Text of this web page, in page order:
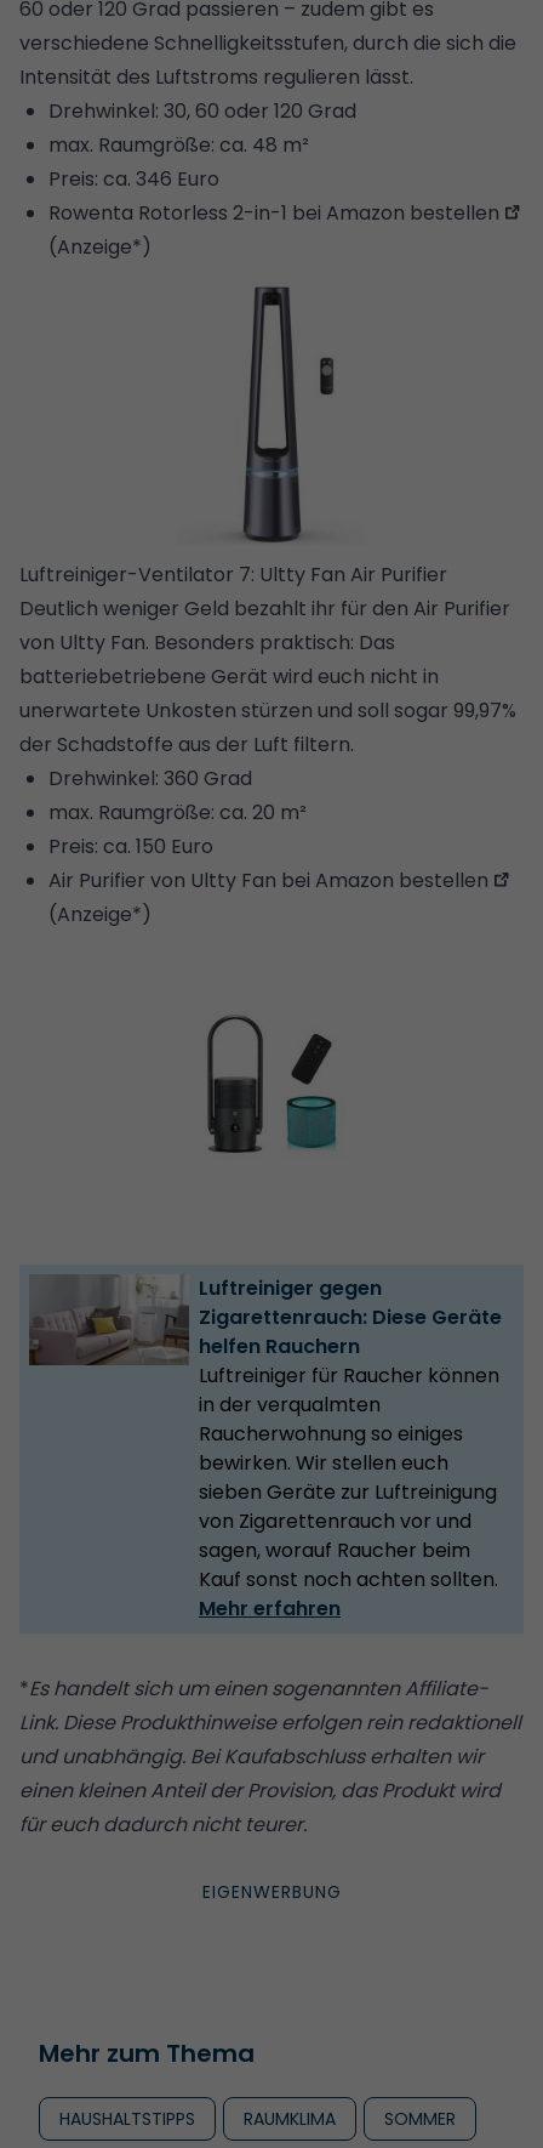
60 oder 120 Grad passieren – zudem gibt es
verschiedene Schnelligkeitsstufen, durch die sich die
Intensität des Luftstroms regulieren lässt.
Drehwinkel: 30, 60 oder 120 Grad
max. Raumgröße: ca. 48 m²
Preis: ca. 346 Euro
Rowenta Rotorless 2-in-1 bei Amazon bestellen
(Anzeige*)
Luftreiniger-Ventilator 7: Ultty Fan Air Purifier
Deutlich weniger Geld bezahlt ihr für den Air Purifier
von Ultty Fan. Besonders praktisch: Das
batteriebetriebene Gerät wird euch nicht in
unerwartete Unkosten stürzen und soll sogar 99,97%
der Schadstoffe aus der Luft filtern.
Drehwinkel: 360 Grad
max. Raumgröße: ca. 20 m²
Preis: ca. 150 Euro
Air Purifier von Ultty Fan bei Amazon bestellen
(Anzeige*)
Luftreiniger gegen
Zigarettenrauch: Diese Geräte
helfen Rauchern
Luftreiniger für Raucher können
in der verqualmten
Raucherwohnung so einiges
bewirken. Wir stellen euch
sieben Geräte zur Luftreinigung
von Zigarettenrauch vor und
sagen, worauf Raucher beim
Kauf sonst noch achten sollten.
Mehr erfahren
*Es handelt sich um einen sogenannten Affiliate-
Link. Diese Produkthinweise erfolgen rein redaktionell
und unabhängig. Bei Kaufabschluss erhalten wir
einen kleinen Anteil der Provision, das Produkt wird
für euch dadurch nicht teurer.
Mehr zum Thema
HAUSHALTSTIPPS RAUMKLIMA SOMMER